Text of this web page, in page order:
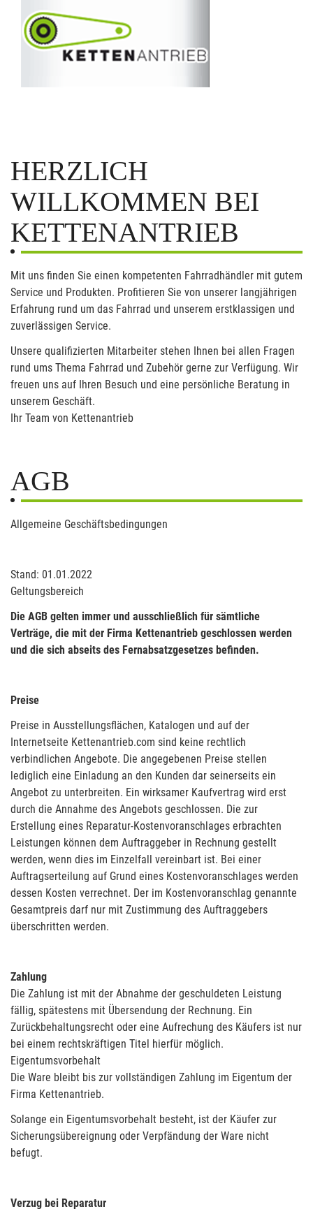
HERZLICH
WILLKOMMEN BEI
KETTENANTRIEB
Mit uns finden Sie einen kompetenten Fahrradhändler mit gutem
Service und Produkten. Profitieren Sie von unserer langjährigen
Erfahrung rund um das Fahrrad und unserem erstklassigen und
zuverlässigen Service.
Unsere qualifizierten Mitarbeiter stehen Ihnen bei allen Fragen
rund ums Thema Fahrrad und Zubehör gerne zur Verfügung. Wir
freuen uns auf Ihren Besuch und eine persönliche Beratung in
unserem Geschäft.
Ihr Team von Kettenantrieb
AGB
Allgemeine Geschäftsbedingungen
Stand: 01.01.2022
Geltungsbereich
Die AGB gelten immer und ausschließlich für sämtliche
Verträge, die mit der Firma Kettenantrieb geschlossen werden
und die sich abseits des Fernabsatzgesetzes befinden.
Preise
Preise in Ausstellungsflächen, Katalogen und auf der
Internetseite Kettenantrieb.com sind keine rechtlich
verbindlichen Angebote. Die angegebenen Preise stellen
lediglich eine Einladung an den Kunden dar seinerseits ein
Angebot zu unterbreiten. Ein wirksamer Kaufvertrag wird erst
durch die Annahme des Angebots geschlossen. Die zur
Erstellung eines Reparatur-Kostenvoranschlages erbrachten
Leistungen können dem Auftraggeber in Rechnung gestellt
werden, wenn dies im Einzelfall vereinbart ist. Bei einer
Auftragserteilung auf Grund eines Kostenvoranschlages werden
dessen Kosten verrechnet. Der im Kostenvoranschlag genannte
Gesamtpreis darf nur mit Zustimmung des Auftraggebers
überschritten werden.
Zahlung
Die Zahlung ist mit der Abnahme der geschuldeten Leistung
fällig, spätestens mit Übersendung der Rechnung. Ein
Zurückbehaltungsrecht oder eine Aufrechung des Käufers ist nur
bei einem rechtskräftigen Titel hierfür möglich.
Eigentumsvorbehalt
Die Ware bleibt bis zur vollständigen Zahlung im Eigentum der
Firma Kettenantrieb.
Solange ein Eigentumsvorbehalt besteht, ist der Käufer zur
Sicherungsübereignung oder Verpfändung der Ware nicht
befugt.
Verzug bei Reparatur